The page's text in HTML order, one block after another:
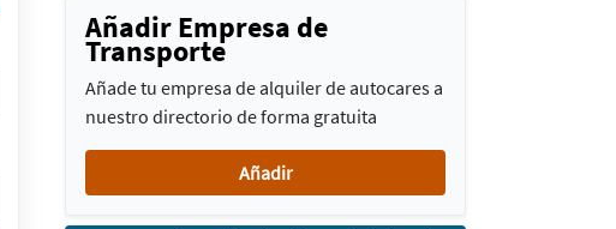
Añadir Empresa de
Transporte
Añade tu empresa de alquiler de autocares a
nuestro directorio de forma gratuita
Añadir